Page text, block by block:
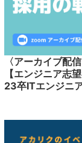
〈アーカイブ配信
【エンジニア志
23卒ITエンジニ